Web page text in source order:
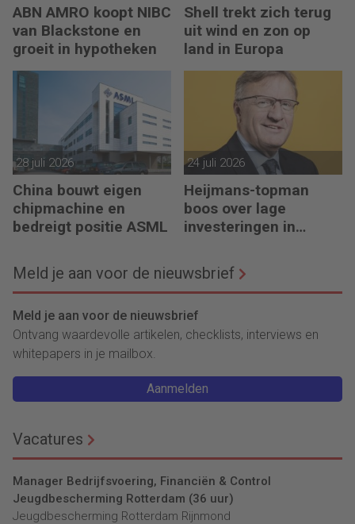
ABN AMRO koopt NIBC
van Blackstone en
groeit in hypotheken
Shell trekt zich terug
uit wind en zon op
land in Europa
28 juli 2026
China bouwt eigen
chipmachine en
bedreigt positie ASML
24 juli 2026
Heijmans-topman
boos over lage
investeringen in
Meld je aan voor de nieuwsbrief
Meld je aan voor de nieuwsbrief
Ontvang waardevolle artikelen, checklists, interviews en
whitepapers in je mailbox.
Aanmelden
Vacatures
Manager Bedrijfsvoering, Financiën & Control
Jeugdbescherming Rotterdam (36 uur)
Jeugdbescherming Rotterdam Rijnmond